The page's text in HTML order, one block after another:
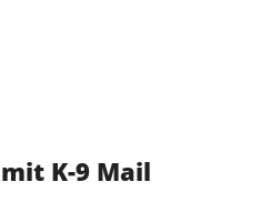
K-9 Mail